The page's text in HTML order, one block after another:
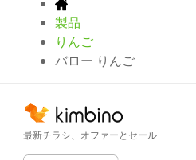
製品
りんご
バロー りんご
最新チラシ、オファーとセール